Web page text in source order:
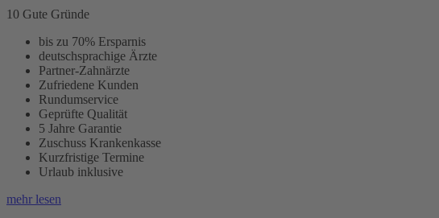
10 Gute Gründe
bis zu 70% Ersparnis
deutschsprachige Ärzte
Partner-Zahnärzte
Zufriedene Kunden
Rundumservice
Geprüfte Qualität
5 Jahre Garantie
Zuschuss Krankenkasse
Kurzfristige Termine
Urlaub inklusive
mehr lesen